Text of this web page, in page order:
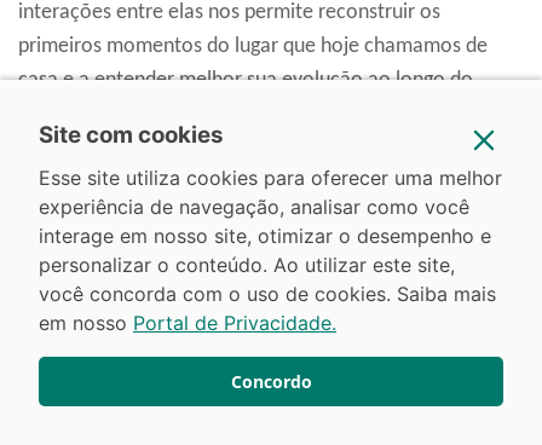
interações entre elas nos permite reconstruir os
primeiros momentos do lugar que hoje chamamos de
casa e a entender melhor sua evolução ao longo do
Precisamos falar ainda sobre o desenvolvimento de
tecnologias de detecção e análise que têm aplicações
não apenas na física de alta energia, mas também em
outras áreas, como segurança nacional e medicina. Por
exemplo, os detectores de partículas desenvolvidos para
experimentos em física de partículas também são usados
em aplicações médicas, como imagens de tomografia
Site com cookies
Esse site utiliza cookies para oferecer uma melhor
experiência de navegação, analisar como você
interage em nosso site, otimizar o desempenho e
personalizar o conteúdo. Ao utilizar este site,
você concorda com o uso de cookies. Saiba mais
em nosso Portal de Privacidade.
Concordo